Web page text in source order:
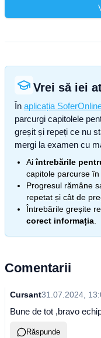
Vrei să iei
În aplicația
parcurgi capitolele
greșit și repeți ce nu
mergi la examen cu
Aiîntrebările
capitole parcurse în
Progresul rămâne
repetat și cât de
Întrebările greșite
corect informația
Comentarii
Cursant31.07.2024,
Bune de tot ,bravo
Răspunde